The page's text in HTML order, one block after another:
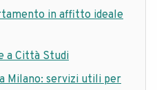
in affitto ideale
a Città Studi
Milano: servizi utili per